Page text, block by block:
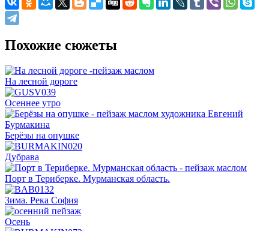
Похожие сюжеты
На лесной дороге
Осеннее утро
Берёзы на опушке
Дубрава
Порт в Териберке. Мурманская область.
Зима. Река София
Осень